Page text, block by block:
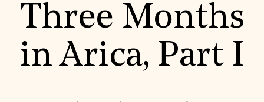
Suggestions
OUR WORK
Three Months
in Arica, Part I